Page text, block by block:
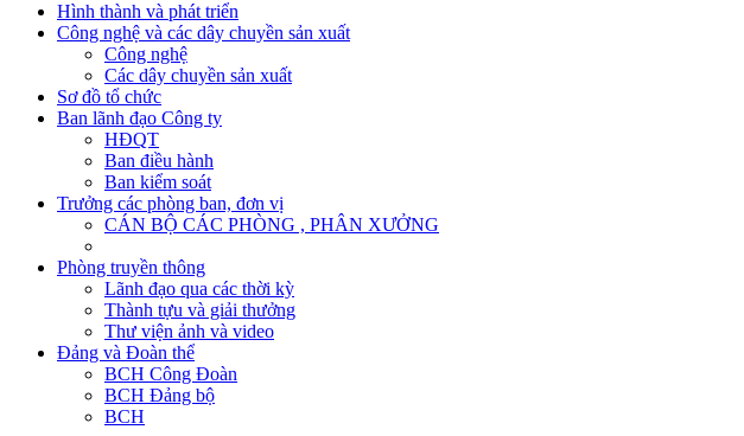
Hình thành và phát triển
Công nghệ và các dây chuyền sản xuất
Công nghệ
Các dây chuyền sản xuất
Sơ đồ tổ chức
Ban lãnh đạo Công ty
HĐQT
Ban điều hành
Ban kiểm soát
Trưởng các phòng ban, đơn vị
CÁN BỘ CÁC PHÒNG , PHÂN XƯỞNG
Phòng truyền thông
Lãnh đạo qua các thời kỳ
Thành tựu và giải thưởng
Thư viện ảnh và video
Đảng và Đoàn thể
BCH Công Đoàn
BCH Đảng bộ
BCH